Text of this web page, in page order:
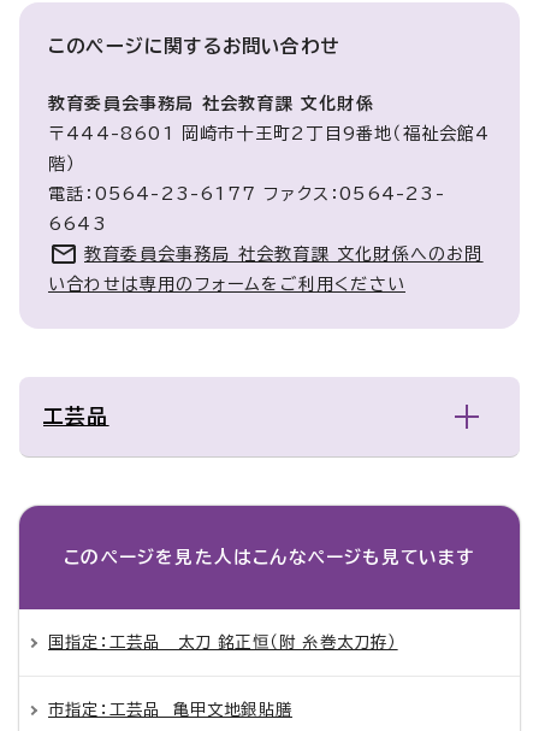
このページに関するお問い合わせ
教育委員会事務局 社会教育課 文化財係
〒444-8601 岡崎市十王町2丁目9番地（福祉会館4
階）
電話：0564-23-6177 ファクス：0564-23-
6643
教育委員会事務局 社会教育課 文化財係へのお問
い合わせは専用のフォームをご利用ください
工芸品
このページを見た人は こんなページも見ています
国指定：工芸品 太刀 銘正恒（附 糸巻太刀拵）
市指定：工芸品 亀甲文地銀貼膳